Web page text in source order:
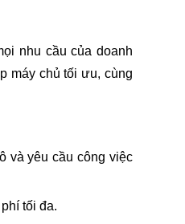
nhu cầu của doanh
máy chủ tối ưu, cùng
và yêu cầu công việc
tối đa.